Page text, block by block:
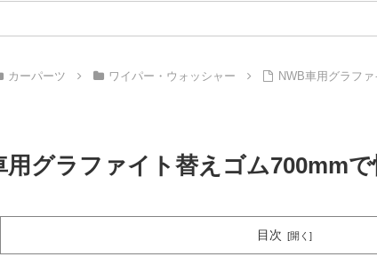
カーパーツ ワイパー・ウォッシャー NWB車用グラフ
用グラファイト替えゴム700mm
目次